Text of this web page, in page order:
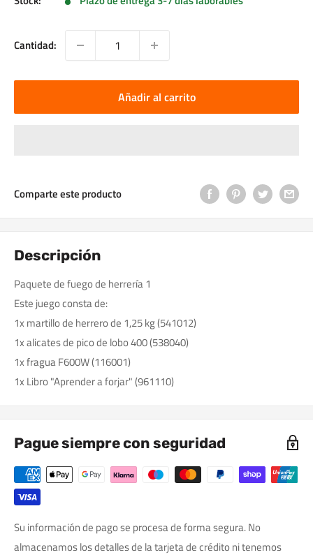
Cantidad:
Añadir al carrito
Comparte este producto
Descripción
Paquete de fuego de herrería 1
Este juego consta de:
1x martillo de herrero de 1,25 kg (541012)
1x alicates de pico de lobo 400 (538040)
1x fragua F600W (116001)
1x Libro "Aprender a forjar" (961110)
Pague siempre con seguridad
Su información de pago se procesa de forma segura. No
almacenamos los detalles de la tarjeta de crédito ni tenemos